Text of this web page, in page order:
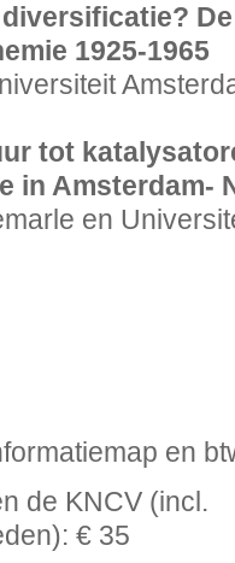
1925-1965
tot
in Amsterdam-
en
en
de KNCV (incl.
€ 35